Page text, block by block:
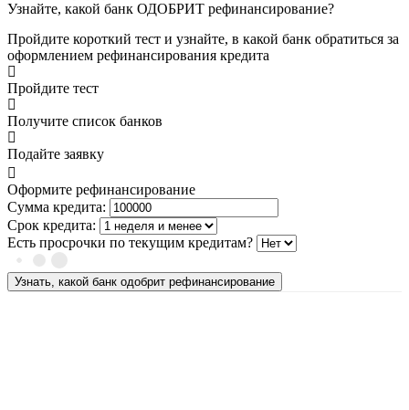
Узнайте, какой банк ОДОБРИТ рефинансирование?
Пройдите короткий тест и узнайте, в какой банк обратиться за
оформлением рефинансирования кредита
Пройдите тест
Получите список банков
Подайте заявку
Оформите рефинансирование
Сумма кредита:
Срок кредита:
Есть просрочки по текущим кредитам?
Узнать, какой банк одобрит рефинансирование